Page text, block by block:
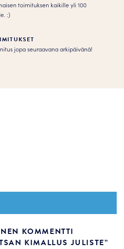
toimituksen kaikille yli 100
:­­)
jopa seuraavana arkipäivänä!
KOMMENTTI
KIMALLUS JULISTE”